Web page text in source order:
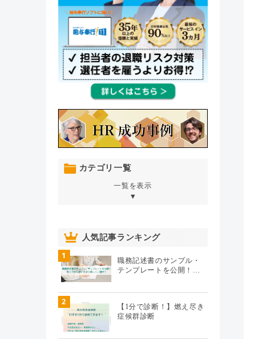
カテゴリ一覧
一覧を表示
▼
人材育成・開発・研修 （106）
エンゲージメント（104）
人気記事ランキング
1
職務記述書のサンプル・
テンプレートを公開！…
2
【1分で診断！】燃え尽き
症候群診断